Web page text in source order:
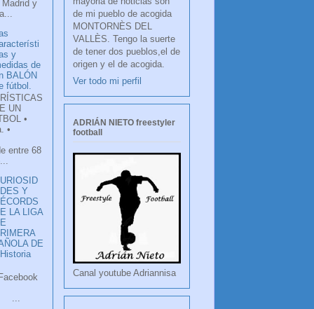
Madrid y
y
de
BALÓN
fútbol.
UN
•
•
entre 68
Y
LA LIGA
DE
de mi pueblo de acogida
MONTORNÈS DEL
VALLÈS. Tengo la suerte
de tener dos pueblos,el de
origen y el de acogida.
Ver todo mi perfil
ADRIÁN NIETO freestyler
football
Canal youtube Adriannisa